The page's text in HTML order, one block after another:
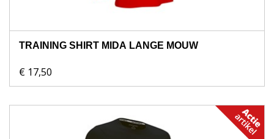
TRAINING SHIRT MIDA LANGE MOUW
€ 17,50